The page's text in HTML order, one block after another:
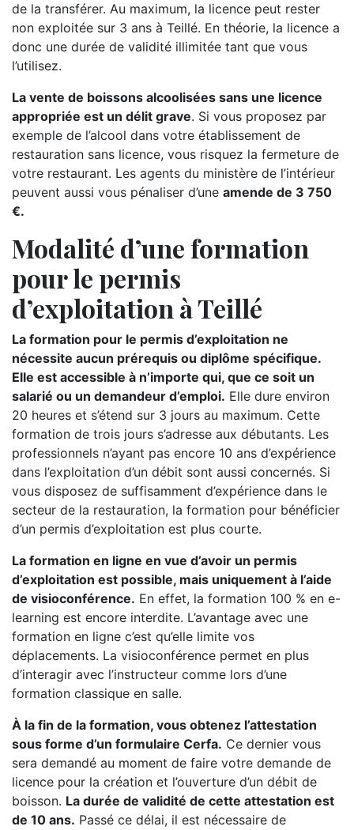
de la transférer. Au maximum, la licence peut rester
non exploitée sur 3 ans à Teillé. En théorie, la licence a
donc une durée de validité illimitée tant que vous
l’utilisez.
La vente de boissons alcoolisées sans une licence
appropriée est un délit grave. Si vous proposez par
exemple de l’alcool dans votre établissement de
restauration sans licence, vous risquez la fermeture de
votre restaurant. Les agents du ministère de l’intérieur
peuvent aussi vous pénaliser d’une amende de 3 750
€.
Modalité d’une formation
pour le permis
d’exploitation à Teillé
La formation pour le permis d’exploitation ne
nécessite aucun prérequis ou diplôme spécifique.
Elle est accessible à n’importe qui, que ce soit un
salarié ou un demandeur d’emploi. Elle dure environ
20 heures et s’étend sur 3 jours au maximum. Cette
formation de trois jours s’adresse aux débutants. Les
professionnels n’ayant pas encore 10 ans d’expérience
dans l’exploitation d’un débit sont aussi concernés. Si
vous disposez de suffisamment d’expérience dans le
secteur de la restauration, la formation pour bénéficier
d’un permis d’exploitation est plus courte.
La formation en ligne en vue d’avoir un permis
d’exploitation est possible, mais uniquement à l’aide
de visioconférence. En effet, la formation 100 % en e-
learning est encore interdite. L’avantage avec une
formation en ligne c’est qu’elle limite vos
déplacements. La visioconférence permet en plus
d’interagir avec l’instructeur comme lors d’une
formation classique en salle.
À la fin de la formation, vous obtenez l’attestation
sous forme d’un formulaire Cerfa. Ce dernier vous
sera demandé au moment de faire votre demande de
licence pour la création et l’ouverture d’un débit de
boisson. La durée de validité de cette attestation est
de 10 ans. Passé ce délai, il est nécessaire de